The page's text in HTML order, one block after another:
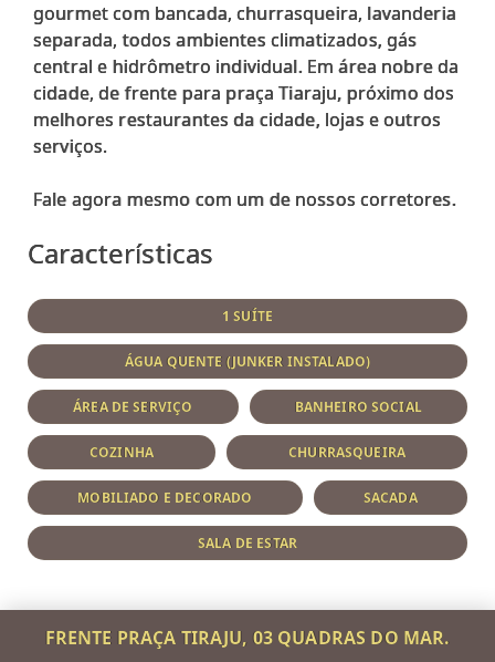
gourmet com bancada, churrasqueira, lavanderia
separada, todos ambientes climatizados, gás
central e hidrômetro individual. Em área nobre da
cidade, de frente para praça Tiaraju, próximo dos
melhores restaurantes da cidade, lojas e outros
serviços.
Fale agora mesmo com um de nossos corretores.
Características
1 SUÍTE
ÁGUA QUENTE (JUNKER INSTALADO)
ÁREA DE SERVIÇO BANHEIRO SOCIAL
COZINHA CHURRASQUEIRA
MOBILIADO E DECORADO SACADA
SALA DE ESTAR
FRENTE PRAÇA TIRAJU, 03 QUADRAS DO MAR.